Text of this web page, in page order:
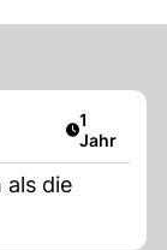
Artikel
1
Jahr
als die